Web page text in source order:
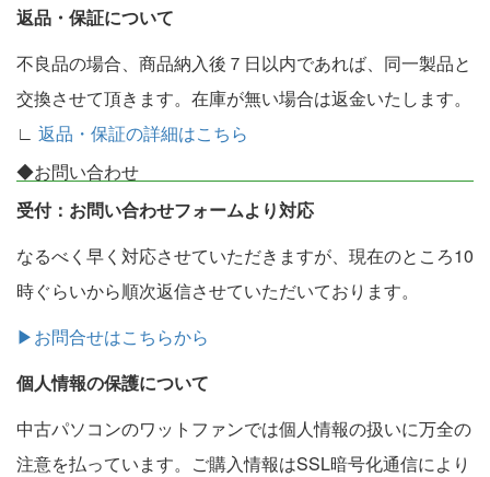
返品・保証について
不良品の場合、商品納入後７日以内であれば、同一製品と
交換させて頂きます。在庫が無い場合は返金いたします。
∟ 返品・保証の詳細はこちら
◆お問い合わせ
受付：お問い合わせフォームより対応
なるべく早く対応させていただきますが、現在のところ10
時ぐらいから順次返信させていただいております。
▶お問合せはこちらから
個人情報の保護について
中古パソコンのワットファンでは個人情報の扱いに万全の
注意を払っています。ご購入情報はSSL暗号化通信により